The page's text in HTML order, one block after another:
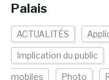
Palais
ACTUALITÉS
Implication du public
mobiles Photo